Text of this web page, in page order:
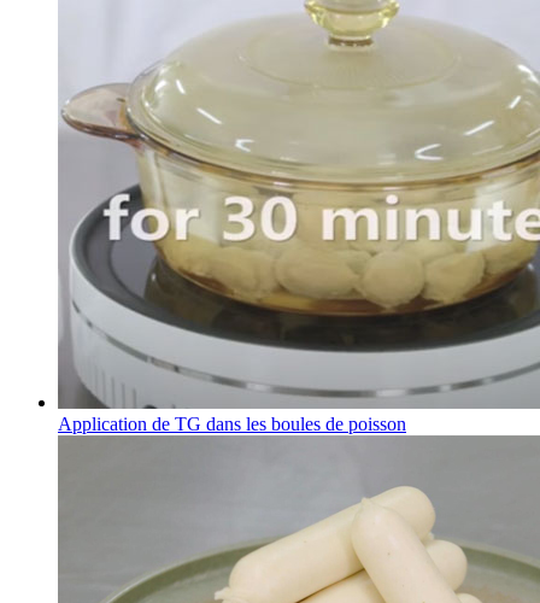
Application de TG dans les boules de poisson